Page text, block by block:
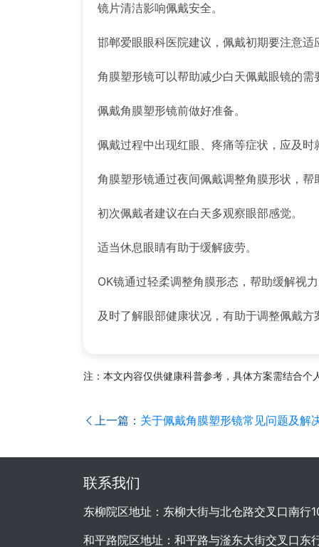
镜片清洁影响佩戴安全。
邯郸爱眼眼科医院建议，佩戴初期要注意适
角膜塑形镜可以帮助减少白天佩戴眼镜的需
佩戴角膜塑形镜前做好准备。
佩戴过程中出现红眼、疼痛等症状，应及时
角膜塑形镜通过夜间佩戴调整角膜形状，帮
初次佩戴者建议在白天多观察眼部感觉。
适当休息眼睛有助于缓解疲劳。
OK镜通过轻柔调整角膜形态，帮助缓解视力
及时了解眼部健康状况，有助于调整佩戴方
注：本文内容仅供健康科普参考，具体方案需结合个
上一篇： 关于佩戴角膜塑形镜常见问题及解
联系我们
东柳院区地址：东柳大街与北仓路交叉口南行
和平路院区地址：和平路与滏东大街交叉口东